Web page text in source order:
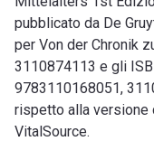
pubblicato da De
per Von der Chronik
3110874113 e gli
9783110168051,
rispetto alla versione
VitalSource.